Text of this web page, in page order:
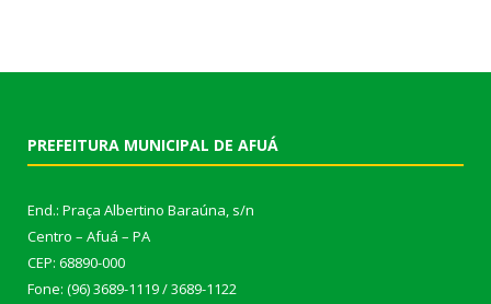
PREFEITURA MUNICIPAL DE AFUÁ
End.: Praça Albertino Baraúna, s/n
Centro – Afuá – PA
CEP: 68890-000
Fone: (96) 3689-1119 / 3689-1122